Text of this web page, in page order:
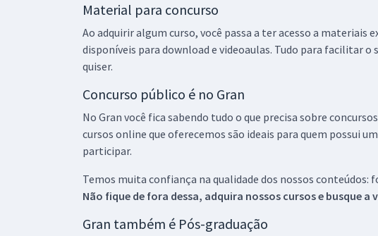
Material para concurso
Ao adquirir algum curso, você passa a ter acesso a
disponíveis para download e videoaulas. Tudo para facilitar
quiser.
Concurso público é no Gran
No Gran você fica sabendo tudo o que precisa sobre
cursos online que oferecemos são ideais para quem possui
participar.
Temos muita confiança na qualidade dos nossos conteúdos:
Não fique de fora dessa, adquira nossos cursos e busque
Gran também é Pós-graduação